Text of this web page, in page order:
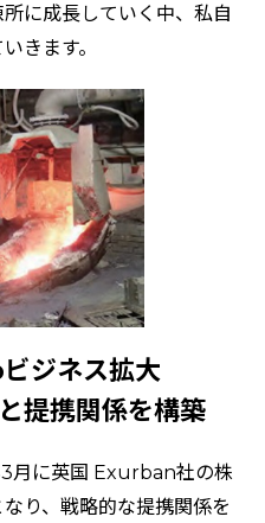
に成長していく中、私自
きます。
ジネス拡大
提携関係を構築
月に英国 Exurban社の株
り、戦略的な提携関係を